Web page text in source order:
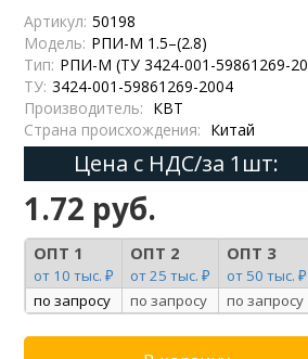
Артикул: 50198
Модель: РПИ-М 1.5–(2.8)
Тип: РПИ-М (ТУ 3424-001-59861269-20
ТУ: 3424-001-59861269-2004
Производитель: КВТ
Страна происхождения: Китай
Цена с НДС/за 1шт:
1.72 руб.
ОПТ 1
от 10 тыс. ₽
ОПТ 2
от 25 тыс. ₽
ОПТ 3
от 50 тыс. ₽
по запросу
по запросу по запросу